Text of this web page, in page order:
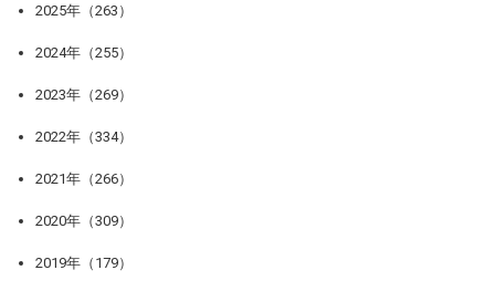
2025年（263）
2024年（255）
2023年（269）
2022年（334）
2021年（266）
2020年（309）
2019年（179）